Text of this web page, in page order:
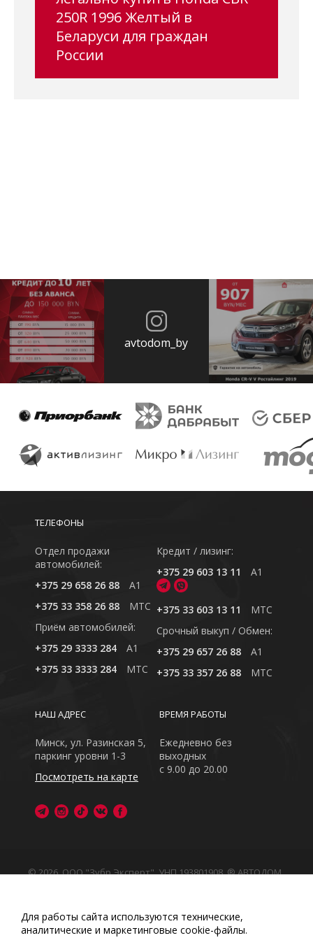
250R 1996 Желтый в
Беларуси для граждан
России
avtodom_by
ТЕЛЕФОНЫ
Отдел продажи
автомобилей:
+375 29 658 26 88
A1
+375 33 358 26 88
MTC
Приём автомобилей:
+375 29 3333 284
A1
+375 33 3333 284
MTC
Кредит / лизинг:
+375 29 603 13 11
A1
+375 33 603 13 11
MTC
Cрочный выкуп / Обмен:
+375 29 657 26 88
A1
+375 33 357 26 88
MTC
ВРЕМЯ РАБОТЫ
Ежедневно без
выходных
с 9.00 до 20.00
НАШ АДРЕС
Минск, ул. Разинская 5,
паркинг уровни 1-3
Посмотреть на карте
© 2026, ООО "Зубр Эксперт", УНП 193801908. ® АВТОДОМ
Обращаем Ваше внимание на то, что данный интернет-
сайт носит исключительно информационный характер
Любое использование либо копирование материалов
Для работы сайта используются технические,
аналитические и маркетинговые сооkіе-файлы.